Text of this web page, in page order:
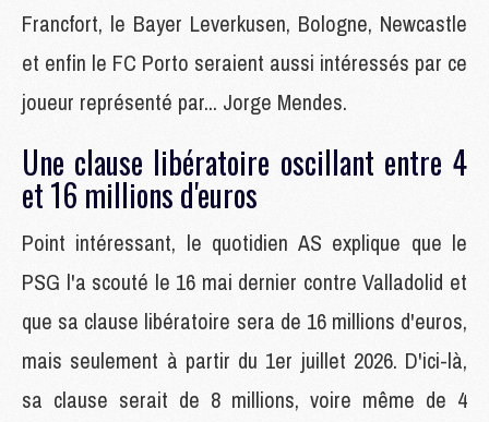
Francfort, le Bayer Leverkusen, Bologne, Newcastle
et enfin le FC Porto seraient aussi intéressés par ce
joueur représenté par... Jorge Mendes.
Une clause libératoire oscillant entre 4
et 16 millions d'euros
Point intéressant, le quotidien AS explique que le
PSG l'a scouté le 16 mai dernier contre Valladolid et
que sa clause libératoire sera de 16 millions d'euros,
mais seulement à partir du 1er juillet 2026. D'ici-là,
sa clause serait de 8 millions, voire même de 4